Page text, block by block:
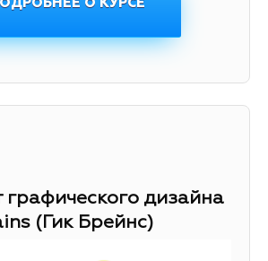
О КУРСЕ
графического дизайна
(Гик Брейнс)